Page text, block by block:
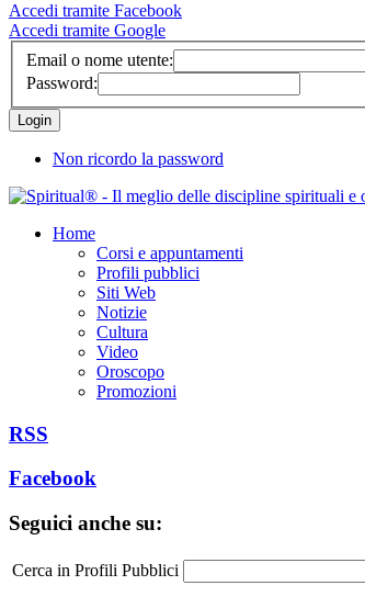
Accedi tramite Facebook
Accedi tramite Google
Email o nome utente:
Password:
Non ricordo la password
Home
Corsi e appuntamenti
Profili pubblici
Siti Web
Notizie
Cultura
Video
Oroscopo
Promozioni
RSS
Facebook
Seguici anche su:
Cerca in Profili Pubblici